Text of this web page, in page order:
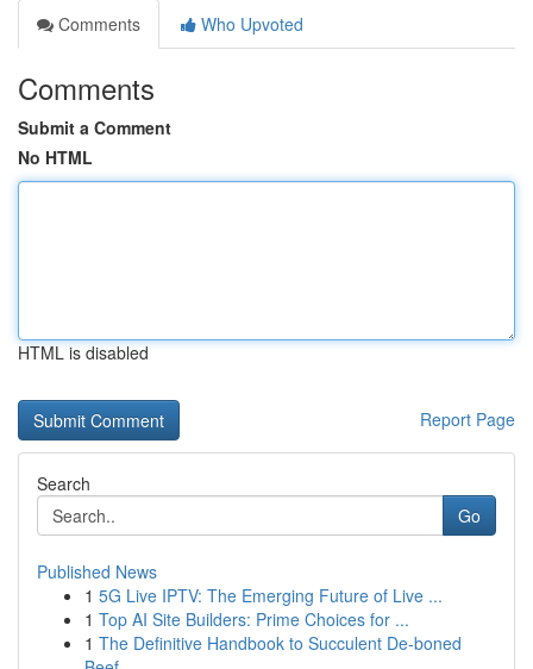
Comments
Who Upvoted
Comments
Submit a Comment
No HTML
HTML is disabled
Report Page
Search
Go
Published News
1 5G Live IPTV: The Emerging Future of Live ...
1 Top AI Site Builders: Prime Choices for ...
1 The Definitive Handbook to Succulent De-boned